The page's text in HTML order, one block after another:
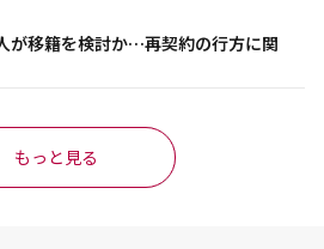
が移籍を検討か…再契約の行方に関
もっと見る